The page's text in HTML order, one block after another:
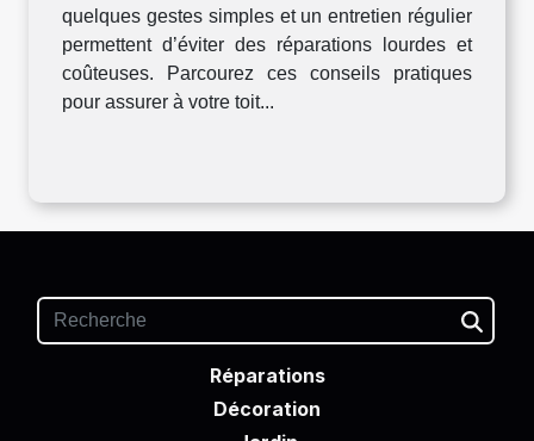
quelques gestes simples et un entretien régulier
permettent d’éviter des réparations lourdes et
coûteuses. Parcourez ces conseils pratiques
pour assurer à votre toit...
Réparations
Décoration